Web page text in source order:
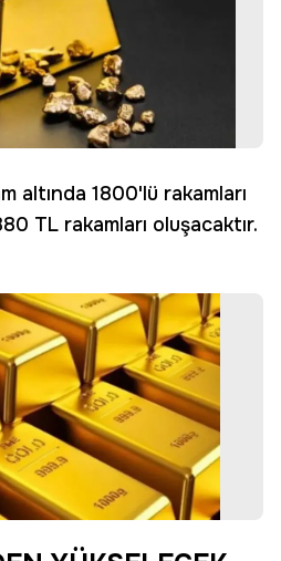
altında 1800'lü rakamları
TL rakamları oluşacaktır.